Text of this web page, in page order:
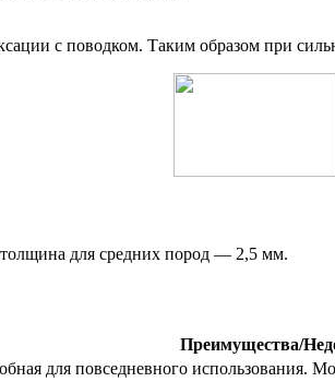
с поводком. Таким образом при
толщина для средних пород — 2,5 мм.
Преимущества/
для повседневного использования.